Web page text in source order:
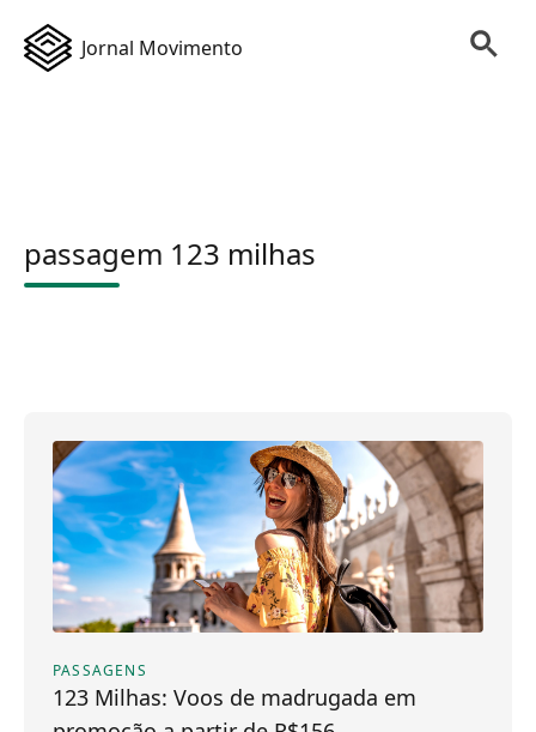
Jornal Movimento
passagem 123 milhas
PASSAGENS
123 Milhas: Voos de madrugada em